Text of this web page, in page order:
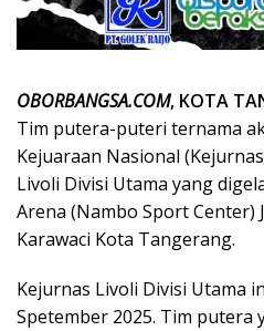
OBORBANGSA.COM, KOTA
Tim putera-puteri ternama
Kejuaraan Nasional
Livoli Divisi Utama yang
Arena (Nambo Sport Center)
Karawaci Kota Tangerang.
Kejurnas Livoli Divisi Utama
Spetember 2025. Tim putera